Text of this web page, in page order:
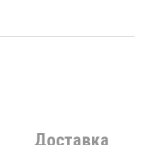
Доставка